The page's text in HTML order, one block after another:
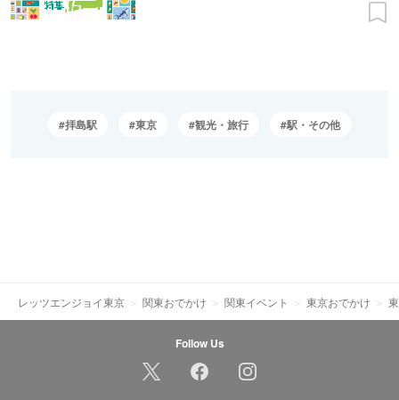
拝島駅 東京 観光・旅行 駅・その他
レッツエンジョイ東京 関東おでかけ 関東イベント 東京おでかけ
Follow Us